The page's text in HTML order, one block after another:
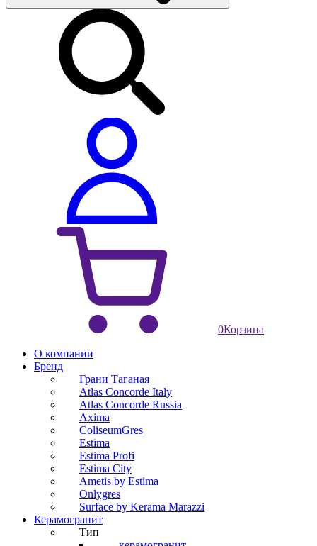
0Корзина
О компании
Бренд
Грани Таганая
Atlas Concorde Italy
Atlas Concorde Russia
Axima
ColiseumGres
Estima
Estima Profi
Estima City
Ametis by Estima
Onlygres
Surface by Kerama Marazzi
Керамогранит
Тип